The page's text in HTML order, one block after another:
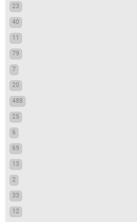
23
40
11
79
7
20
488
25
6
69
13
2
33
12